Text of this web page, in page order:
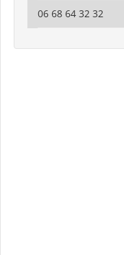
06 68 64 32 32